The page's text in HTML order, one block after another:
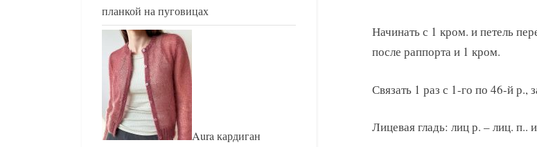
Начинать с 1 кром. и петель
после раппорта и 1 кром.
Связать 1 раз с 1-го по 46-й р.,
Лицевая гладь: лиц р. – лиц. п..
планкой на пуговицах
Aura кардиган